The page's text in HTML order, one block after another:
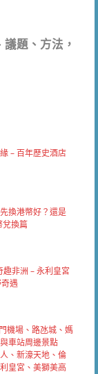
題、方法，
– 百年歷史酒店
換港幣好？還是
兌換篇
趣非洲 – 永利皇宮
遇
機場、路氹城、媽
車站周邊景點
、新濠天地、倫
皇宮、美獅美高